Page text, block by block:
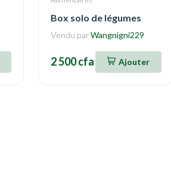
Box solo de légumes
Vendu parWangnigni229
2 500 cfa Ajouter